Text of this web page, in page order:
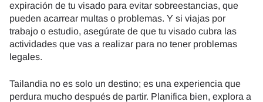
expiración de tu visado para evitar sobreestancias, que
pueden acarrear multas o problemas. Y si viajas por
trabajo o estudio, asegúrate de que tu visado cubra las
actividades que vas a realizar para no tener problemas
legales.
Tailandia no es solo un destino; es una experiencia que
perdura mucho después de partir. Planifica bien, explora a